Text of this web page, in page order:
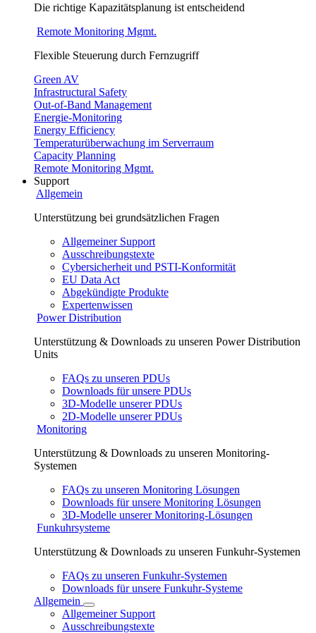
Die richtige Kapazitätsplanung ist entscheidend
Remote Monitoring Mgmt.
Flexible Steuerung durch Fernzugriff
Green AV
Infrastructural Safety
Out-of-Band Management
Energie-Monitoring
Energy Efficiency
Temperaturüberwachung im Serverraum
Capacity Planning
Remote Monitoring Mgmt.
Support
Allgemein
Unterstützung bei grundsätzlichen Fragen
Allgemeiner Support
Ausschreibungstexte
Cybersicherheit und PSTI-Konformität
EU Data Act
Abgekündigte Produkte
Expertenwissen
Power Distribution
Unterstützung & Downloads zu unseren Power Distribution
Units
FAQs zu unseren PDUs
Downloads für unsere PDUs
3D-Modelle unserer PDUs
2D-Modelle unserer PDUs
Monitoring
Unterstützung & Downloads zu unseren Monitoring-
Systemen
FAQs zu unseren Monitoring Lösungen
Downloads für unsere Monitoring Lösungen
3D-Modelle unserer Monitoring-Lösungen
Funkuhrsysteme
Unterstützung & Downloads zu unseren Funkuhr-Systemen
FAQs zu unseren Funkuhr-Systemen
Downloads für unsere Funkuhr-Systeme
Allgemein
Allgemeiner Support
Ausschreibungstexte